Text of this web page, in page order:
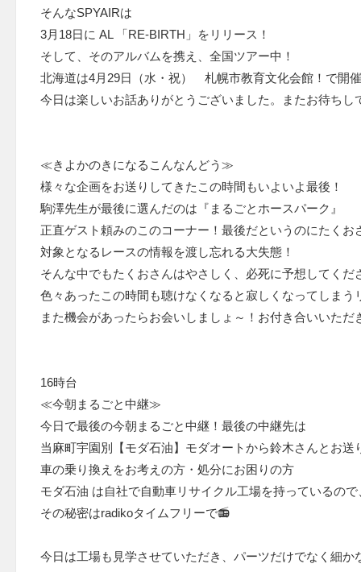
そんなSPYAIRは
3月18日に AL 「RE-BIRTH」をリリース！
そして、そのアルバムを携え、全国ツアー中！
北海道は4月29日（水・祝） 札幌市教育文化会館！で開
今日は楽しいお話ありがとうございました。またお待ちし
≪きよかのきになるこんなんどう≫
様々な企画をお送りしてきたこの時間もいよいよ最後！
駒澤先生が最後に選んだのは『まるごとホースパーク』
正直ゲスト頼みのこのコーナー！最後だというのにたくお
対象となるレースの情報を渡し忘れる大失態！
そんな中でもたくおさんはやさしく、必死に予想してくだ
色々あったこの時間も聴けなくなると寂しくなってしまう
また機会があったらお会いしましょ～！お付き合いいた
16時台
≪今朝まるごと中継≫
今日で最後の今朝まるごと中継！最後の中継先は
当麻町宇園別【モダ石油】モダオートから鈴木さんとお送
車の乗り換えをお考えの方・処分にお困りの方
モダ石油 は自社で自動車リサイクル工場を持っているの
その秘密はradikoタイムフリーで📻
今日は工場も見学させていただき、パーツだけでなく細か